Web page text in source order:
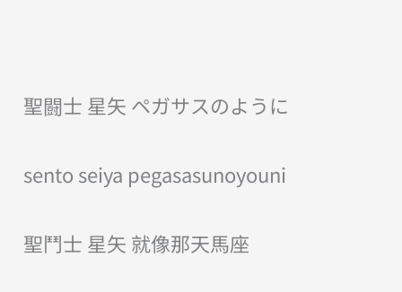
聖闘士 星矢 ペガサスのように
sento seiya pegasasunoyouni
聖鬥士 星矢 就像那天馬座